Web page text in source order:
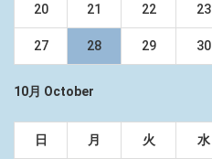
20 21 22 23
27 28 29 30
10月 October
日 月 火 水